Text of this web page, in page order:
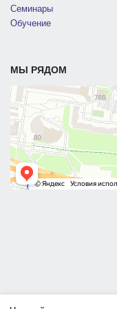
Семинары
Обучение
МЫ РЯДОМ